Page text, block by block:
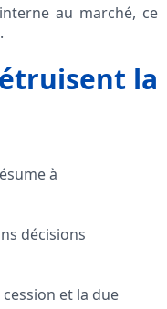
au marché, ce
la
à
décisions
et la due